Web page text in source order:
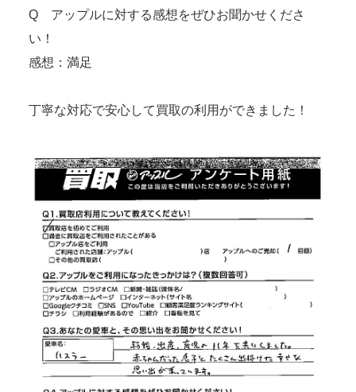
Q アップルに対する感想をぜひお聞かせくださ
い！
感想：満足
丁寧な対応で安心して買取の利用ができました！